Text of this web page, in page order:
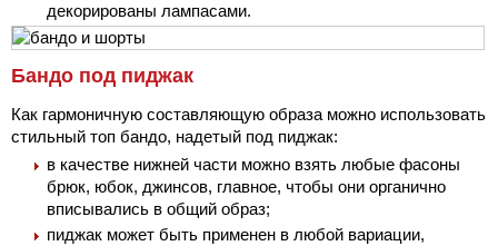
декорированы лампасами.
Бандо под пиджак
Как гармоничную составляющую образа можно использовать
стильный топ бандо, надетый под пиджак:
в качестве нижней части можно взять любые фасоны
брюк, юбок, джинсов, главное, чтобы они органично
вписывались в общий образ;
пиджак может быть применен в любой вариации,